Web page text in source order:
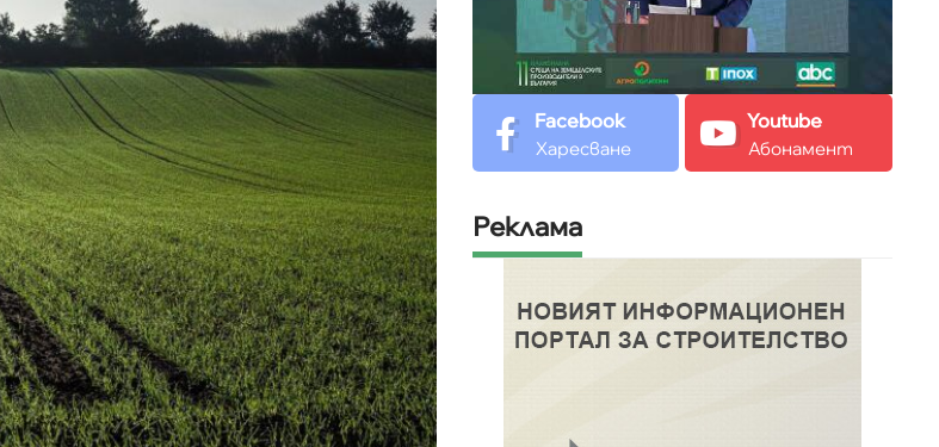
Facebook
Харесване
Youtube
Абонамент
Реклама